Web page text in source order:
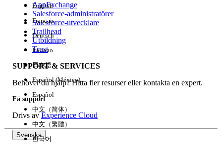
Händelse
Rensa alla Klart
AppExchange
Salesforce-administratörer
Salesforce-utvecklare
Trailhead
Utbildning
Trust
SUPPORT & SERVICES
Behöver du hjälp? Hitta fler resurser eller kontakta en expert.
Få support
Drivs avExperience Cloud
Svenska
English
Français
Deutsch
Italiano
日本語
Español (México)
Español
中文（简体）
中文（繁體）
한국어